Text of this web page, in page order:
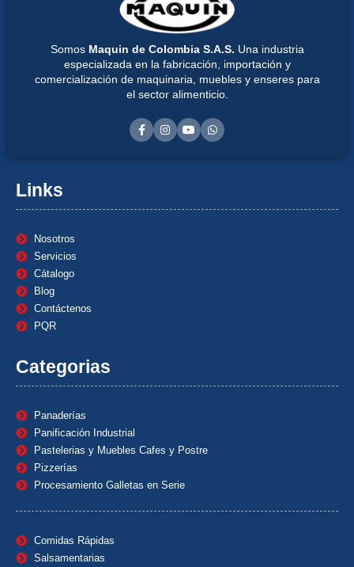
Somos Maquin de Colombia S.A.S. Una industria
especializada en la fabricación, importación y
comercialización de maquinaria, muebles y enseres para
el sector alimenticio.
Links
Nosotros
Servicios
Cátalogo
Blog
Contáctenos
PQR
Categorias
Panaderías
Panificación Industrial
Pastelerias y Muebles Cafes y Postre
Pizzerías
Procesamiento Galletas en Serie
Comidas Rápidas
Salsamentarias